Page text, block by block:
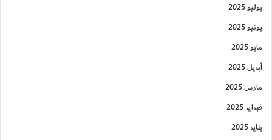
يوليو 2025
يونيو 2025
مايو 2025
أبريل 2025
مارس 2025
فبراير 2025
يناير 2025